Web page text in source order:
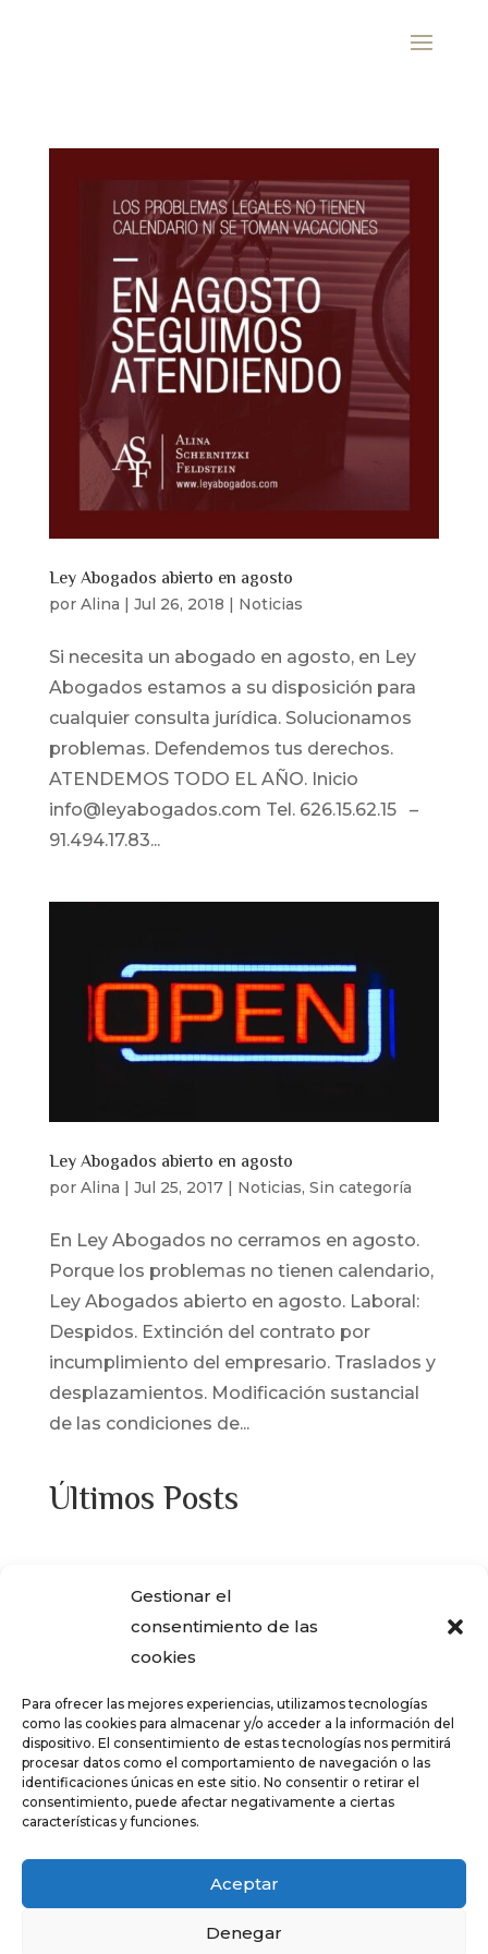
Gestionar el
consentimiento de las
cookies
Para ofrecer las mejores experiencias, utilizamos tecnologías
como las cookies para almacenar y/o acceder a la información del
dispositivo. El consentimiento de estas tecnologías nos permitirá
procesar datos como el comportamiento de navegación o las
identificaciones únicas en este sitio. No consentir o retirar el
consentimiento, puede afectar negativamente a ciertas
características y funciones.
Aceptar
Denegar
Ley Abogados abierto en agosto
por Alina Jul 26, 2018 Noticias
Si necesita un abogado en agosto, en Ley
Abogados estamos a su disposición para
cualquier consulta jurídica. Solucionamos
problemas. Defendemos tus derechos.
ATENDEMOS TODO EL AÑO. Inicio
info@leyabogados.com Tel. 626.15.62.15 –
91.494.17.83...
Ley Abogados abierto en agosto
por Alina | Jul 25, 2017| Noticias, Sin categoría
En Ley Abogados no cerramos en agosto.
Porque los problemas no tienen calendario,
Ley Abogados abierto en agosto. Laboral:
Despidos. Extinción del contrato por
incumplimiento del empresario. Traslados y
desplazamientos. Modificación sustancial
de las condiciones de...
Últimos Posts
ENCASA CIBELES compró al IVIMA en el
año 2013?
LAS EMPRESAS
¿Qué es el teletrabajo y en que consiste?
CRÉDITOS – TARJETAS REVOLVING
FALSOS CORREOS ELECTRÓNICOS CON
AVISOS DE COBRO DE ERTE